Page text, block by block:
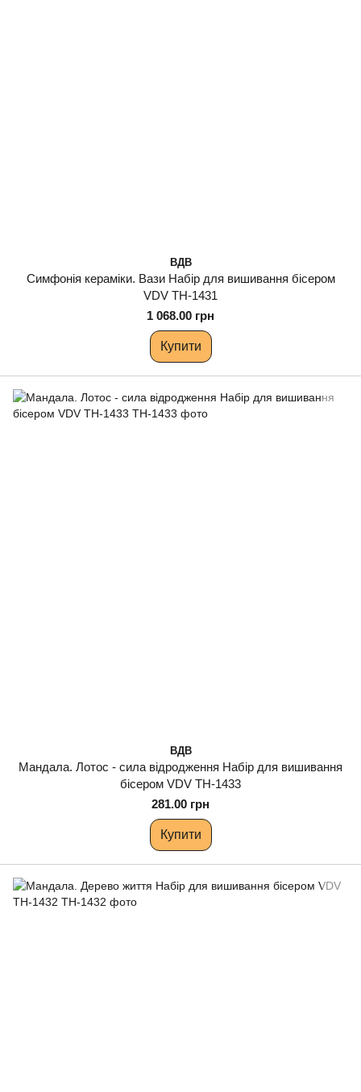
ВДВ
Симфонія кераміки. Вази Набір для вишивання бісером
VDV ТН-1431
1 068.00 грн
Купити
ВДВ
Мандала. Лотос - сила відродження Набір для вишивання
бісером VDV ТН-1433
281.00 грн
Купити